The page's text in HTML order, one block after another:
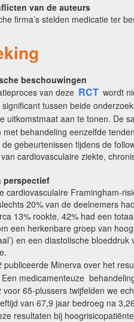
van de auteurs
firma’s stelden medicatie ter
beschouwingen
van deze RCT wordt
tussen beide
uitkomstmaat aan te tonen. De
met behandeling eenzelfde
gebeurtenissen tijdens de
cardiovasculaire ziekte,
perspectief
cardiovasculaire Framingham-
20% van de deelnemers
13% rookte, 42% had een
een herkenbare groep van
en een diastolische
publiceerde Minerva over het
medicamenteuze
voor 65-plussers twijfelden we
van 67,9 jaar bedroeg na
resultaten bij